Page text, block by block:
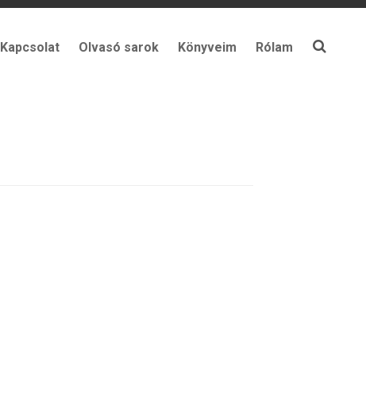
Kapcsolat Olvasó sarok Könyveim Rólam